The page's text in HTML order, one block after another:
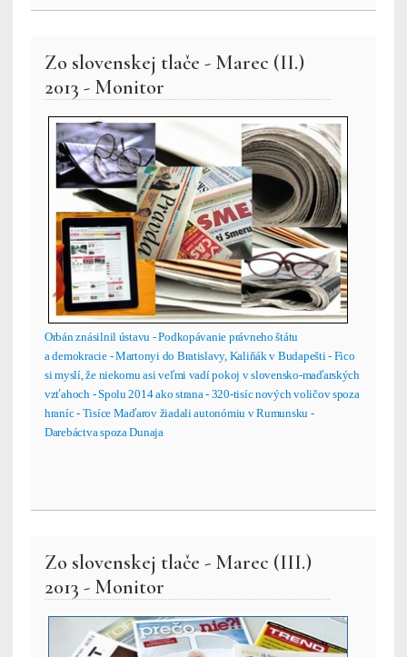
Zo slovenskej tlače - Marec (II.)
2013 - Monitor
Orbán znásilnil ústavu - Podkopávanie právneho štátu
a demokracie - Martonyi do Bratislavy, Kaliňák v Budapešti - Fico
si myslí, že niekomu asi veľmi vadí pokoj v slovensko-maďarských
vzťahoch - Spolu 2014 ako strana - 320-tisíc nových voličov spoza
hraníc - Tisíce Maďarov žiadali autonómiu v Rumunsku -
Darebáctva spoza Dunaja
Zo slovenskej tlače - Marec (III.)
2013 - Monitor